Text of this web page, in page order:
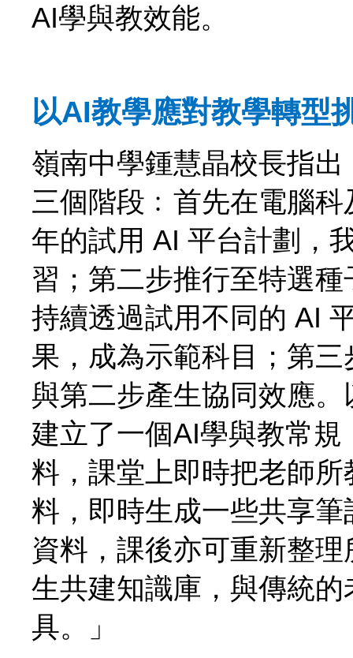
AI學與教效能。
以AI教學應對教學轉型
嶺南中學鍾慧晶校長指
三個階段﹕首先在電腦
年的試用 AI 平台計劃，
習；第二步推行至特選
持續透過試用不同的 AI
果，成為示範科目；第
與第二步產生協同效應
建立了一個AI學與教常
料，課堂上即時把老師
料，即時生成一些共享
資料，課後亦可重新整
生共建知識庫，與傳統
具。」